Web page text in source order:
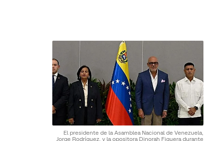
El presidente de la Asamblea Nacional de Venezuela,
Jorge Rodríguez, y la opositora Dinorah Figuera durante